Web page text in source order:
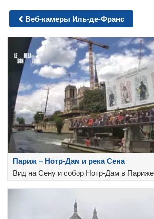
Веб-камеры Иль-де-Франс
Париж – Нотр-Дам и река Сена
Вид на Сену и собор Нотр-Дам в Париже